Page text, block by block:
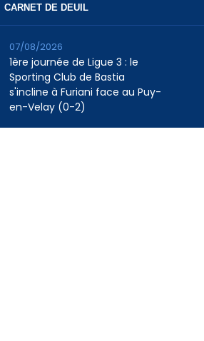
CARNET DE DEUIL
1ère journée de Ligue 3 : le
Sporting Club de Bastia
s'incline à Furiani face au Puy-
en-Velay (0-2)
07/08/2026